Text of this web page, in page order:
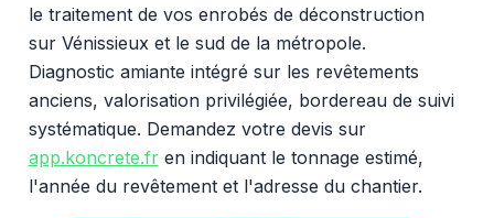
le traitement de vos enrobés de déconstruction
sur Vénissieux et le sud de la métropole.
Diagnostic amiante intégré sur les revêtements
anciens, valorisation privilégiée, bordereau de suivi
systématique. Demandez votre devis sur
app.koncrete.fren indiquant le tonnage estimé,
l'année du revêtement et l'adresse du chantier.